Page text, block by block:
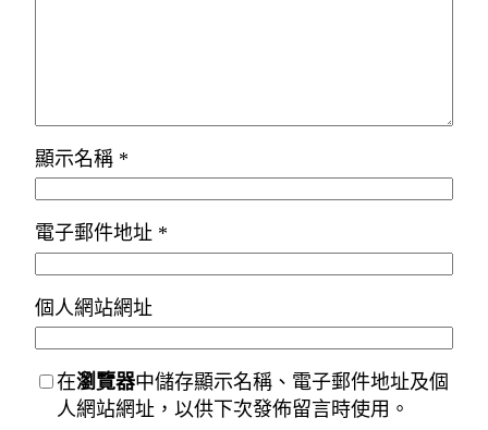
顯示名稱 *
電子郵件地址 *
個人網站網址
在瀏覽器中儲存顯示名稱、電子郵件地址及個
人網站網址，以供下次發佈留言時使用。